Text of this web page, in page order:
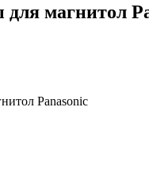
магнитол
Panasonic